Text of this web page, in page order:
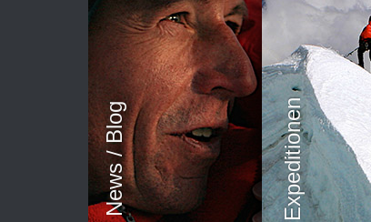
News / Blog Expeditionen